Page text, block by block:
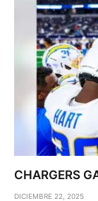
CHARGERS
DICIEMBRE 22, 2025